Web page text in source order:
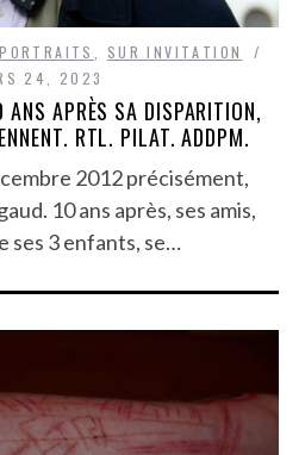
PORTRAITS
SUR INVITATION
24, 2023
APRÈS SA DISPARITION,
RTL. PILAT. ADDPM.
2012 précisément,
10 ans après, ses amis,
ses 3 enfants, se…